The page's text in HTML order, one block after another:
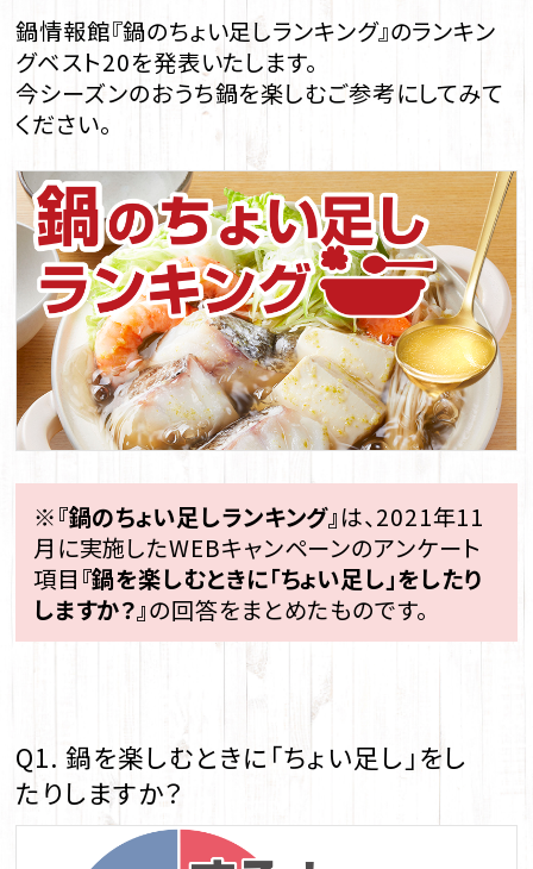
鍋情報館『鍋のちょい足しランキング』のランキン
グベスト20を発表いたします。
今シーズンのおうち鍋を楽しむご参考にしてみて
ください。
※『鍋のちょい足しランキング』は、2021年11
月に実施したWEBキャンペーンのアンケート
項目 『鍋を楽しむときに「ちょい足し」をしたり
しますか？』の回答をまとめたものです。
Q1. 鍋を楽しむときに「ちょい足し」をし
たりしますか？